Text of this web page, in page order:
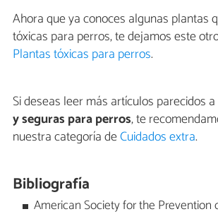
Ahora que ya conoces algunas plantas
tóxicas para perros, te dejamos este
Plantas tóxicas para perros.
Si deseas leer más artículos parecidos a
y seguras para perros, te
nuestra categoría deCuidados extra.
Bibliografía
American Society for the Prevention